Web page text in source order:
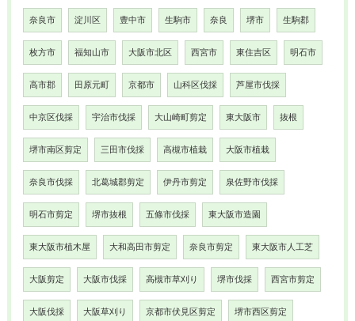
奈良市 淀川区 豊中市 生駒市 奈良 堺市 生駒郡
枚方市 福知山市 大阪市北区 西宮市 東住吉区 明石市
高市郡 田原元町 京都市 山科区伐採 芦屋市伐採
中京区伐採 宇治市伐採 大山崎町剪定 東大阪市 抜根
堺市南区剪定 三田市伐採 高槻市植栽 大阪市植栽
奈良市伐採 北葛城郡剪定 伊丹市剪定 泉佐野市伐採
明石市剪定 堺市抜根 五條市伐採 東大阪市造園
東大阪市植木屋 大和高田市剪定 奈良市剪定 東大阪市人工芝
大阪剪定 大阪市伐採 高槻市草刈り 堺市伐採 西宮市剪定
大阪伐採 大阪草刈り 京都市伏見区剪定 堺市西区剪定